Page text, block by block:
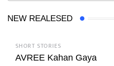
NEW REALESED
SHORT STORIES
AVREE Kahan Gaya